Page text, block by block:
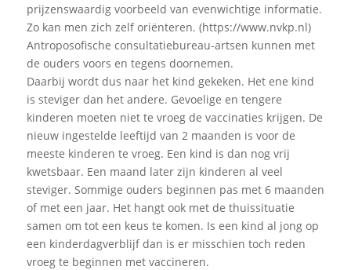
prijzenswaardig voorbeeld van evenwichtige informatie.
Zo kan men zich zelf oriënteren. (https://www.nvkp.nl)
Antroposofische consultatiebureau-artsen kunnen met
de ouders voors en tegens doornemen.
Daarbij wordt dus naar het kind gekeken. Het ene kind
is steviger dan het andere. Gevoelige en tengere
kinderen moeten niet te vroeg de vaccinaties krijgen. De
nieuw ingestelde leeftijd van 2 maanden is voor de
meeste kinderen te vroeg. Een kind is dan nog vrij
kwetsbaar. Een maand later zijn kinderen al veel
steviger. Sommige ouders beginnen pas met 6 maanden
of met een jaar. Het hangt ook met de thuissituatie
samen om tot een keus te komen. Is een kind al jong op
een kinderdagverblijf dan is er misschien toch reden
vroeg te beginnen met vaccineren.